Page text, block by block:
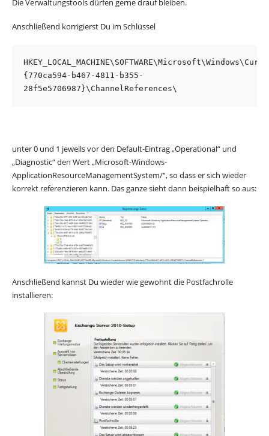
Anschließend korrigierst Du im Schlüssel
{770ca594-b467-4811-b355-
28f5e5706987}\ChannelReferences\
unter 0 und 1 jeweils vor den Default-Eintrag „Operational“ und
„Diagnostic“ den Wert „Microsoft-Windows-
ApplicationResourceManagementSystem/“, so dass er sich wieder
korrekt referenzieren kann. Das ganze sieht dann beispielhaft so aus:
Anschließend kannst Du wieder wie gewohnt die Postfachrolle
installieren: